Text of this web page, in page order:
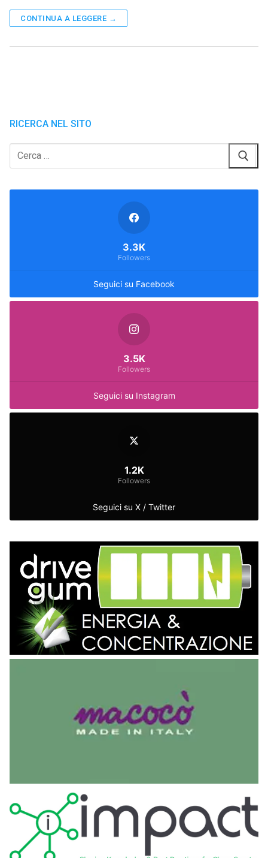
CONTINUA A LEGGERE →
RICERCA NEL SITO
Cerca:
Seguici su Facebook
3.3K
Followers
Seguici su Instagram
3.5K
Followers
Seguici su X / Twitter
1.2K
Followers